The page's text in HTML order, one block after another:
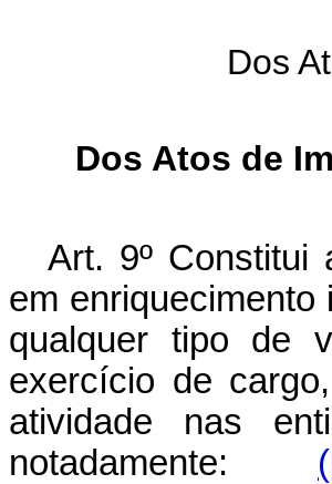
Dos
Dos Atos de
Art. 9º Constitui
em
qualquer tipo de
exercício de
atividade nas
notadamente: